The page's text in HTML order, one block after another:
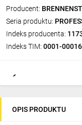
Producent:
Seria produktu:
Indeks producenta:
Indeks TIM: 0001-
OPIS PRODUKTU